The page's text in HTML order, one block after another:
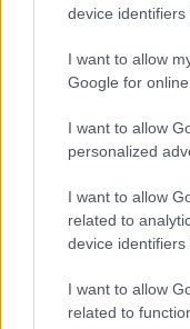
device identifiers
I want to allow
Google for
I want to allow
personalized
I want to allow
related to
device identifiers
I want to allow
related to
Fókusz
Megdöbbentő
inotai hőerőmű